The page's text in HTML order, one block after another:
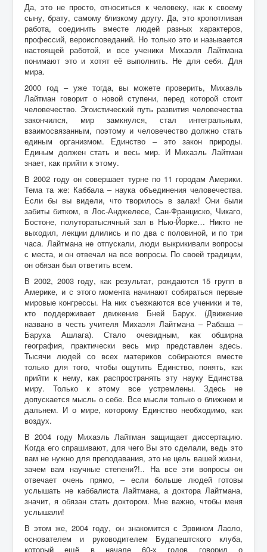
Да, это не просто, относиться к человеку, как к своему
сыну, брату, самому близкому другу. Да, это кропотливая
работа, соединить вместе людей разных характеров,
профессий, вероисповеданий. Но только это и называется
настоящей работой, и все ученики Михаэля Лайтмана
понимают это и хотят её выполнить. Не для себя. Для
мира.
2000 год – уже тогда, вы можете проверить, Михаэль
Лайтман говорит о новой ступени, перед которой стоит
человечество. Эгоистический путь развития человечества
закончился, мир замкнулся, стал интегральным,
взаимосвязанным, поэтому и человечество должно стать
единым организмом. Единство – это закон природы.
Единым должен стать и весь мир. И Михаэль Лайтман
знает, как прийти к этому.
В 2002 году он совершает турне по 11 городам Америки.
Тема та же: Каббала – наука объединения человечества.
Если бы вы видели, что творилось в залах! Они были
забиты битком, в Лос-Анджелесе, Сан-Франциско, Чикаго,
Бостоне, полуторатысячный зал в Нью-Йорке… Никто не
выходил, лекции длились и по два с половиной, и по три
часа. Лайтмана не отпускали, люди выкрикивали вопросы
с места, и он отвечал на все вопросы. По своей традиции,
он обязан был ответить всем.
В 2002, 2003 году, как результат, рождаются 15 групп в
Америке, и с этого момента начинают собираться первые
мировые конгрессы. На них съезжаются все ученики и те,
кто поддерживает движение Бней Барух. (Движение
названо в честь учителя Михаэля Лайтмана – Рабаша –
Баруха Ашлага). Стало очевидным, как обширна
география, практически весь мир представлен здесь.
Тысячи людей со всех материков собираются вместе
только для того, чтобы ощутить Единство, понять, как
прийти к нему, как распространять эту науку Единства
миру. Только к этому все устремлены. Здесь не
допускается мысль о себе. Все мысли только о ближнем и
дальнем. И о мире, которому Единство необходимо, как
воздух.
В 2004 году Михаэль Лайтман защищает диссертацию.
Когда его спрашивают, для чего Вы это сделали, ведь это
вам не нужно для преподавания, это не цель вашей жизни,
зачем вам научные степени?!.. На все эти вопросы он
отвечает очень прямо, – если больше людей готовы
услышать не каббалиста Лайтмана, а доктора Лайтмана,
значит, я обязан стать доктором. Мне важно, чтобы меня
услышали!
В этом же, 2004 году, он знакомится с Эрвином Лаcло,
основателем и руководителем Будапештского клуба,
который ещё в начале 60-х годов говорил о